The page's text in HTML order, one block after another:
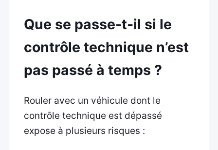
Que se passe-t-il si le
contrôle technique n’est
pas passé à temps ?
Rouler avec un véhicule dont le
contrôle technique est dépassé
expose à plusieurs risques :